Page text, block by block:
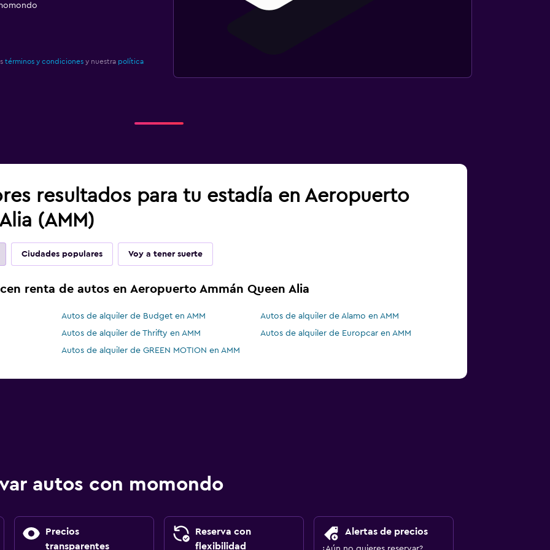
términos y condicionesy nuestra política
resultados para tu estadía en Aeropuerto
(AMM)
Ciudades populares Voy a tener suerte
renta de autos en Aeropuerto Ammán Queen Alia
Autos de alquiler de Budget en AMM
Autos de alquiler de Alamo en AMM
Autos de alquiler de Thrifty en AMM
Autos de alquiler de Europcar en AMM
Autos de alquiler de GREEN MOTION en AMM
autos con momondo
Precios
transparentes
Reserva con
flexibilidad
Alertas de precios